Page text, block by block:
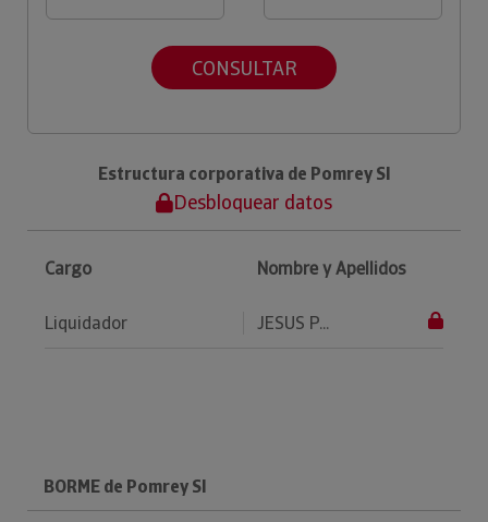
CONSULTAR
Estructura corporativa de Pomrey Sl
Desbloquear datos
Cargo Nombre y Apellidos
Liquidador JESUS P...
BORME de Pomrey Sl